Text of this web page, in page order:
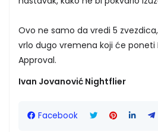
Ovo ne samo da vredi 5
vrlo dugo vremena koji će poneti
Approval.
Ivan Jovanović Nightflier
Facebook